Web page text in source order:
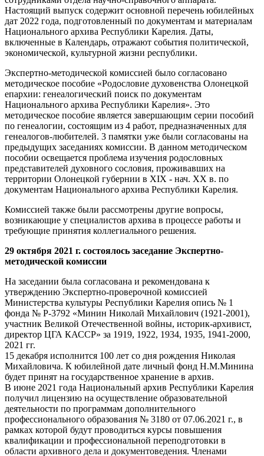
Настоящий выпуск содержит основной перечень юбилейных
дат 2022 года, подготовленный по документам и материалам
Национального архива Республики Карелия. Даты,
включенные в Календарь, отражают события политической,
экономической, культурной жизни республики.
Экспертно-методической комиссией было согласовано
методическое пособие «Родословие духовенства Олонецкой
епархии: генеалогический поиск по документам
Национального архива Республики Карелия». Это
методическое пособие является завершающим серии пособий
по генеалогии, состоящим из 4 работ, предназначенных для
генеалогов-любителей. 3 памятки уже были согласованы на
предыдущих заседаниях комиссии. В данном методическом
пособии освещается проблема изучения родословных
представителей духовного сословия, проживавших на
территории Олонецкой губернии в XIX - нач. XX в. по
документам Национального архива Республики Карелия.
Комиссией также были рассмотрены другие вопросы,
возникающие у специалистов архива в процессе работы и
требующие принятия коллегиального решения.
29 октября 2021 г. состоялось заседание Экспертно-
методической комиссии
На заседании была согласована и рекомендована к
утверждению Экспертно-проверочной комиссией
Министерства культуры Республики Карелия опись № 1
фонда № Р-3792 «Минин Николай Михайлович (1921-2001),
участник Великой Отечественной войны, историк-архивист,
директор ЦГА КАССР» за 1919, 1922, 1934, 1935, 1941-2000,
2021 гг.
15 декабря исполнится 100 лет со дня рождения Николая
Михайловича. К юбилейной дате личный фонд Н.М.Минина
будет принят на государственное хранение в архив.
В июне 2021 года Национальный архив Республики Карелия
получил лицензию на осуществление образовательной
деятельности по программам дополнительного
профессионального образования № 3180 от 07.06.2021 г., в
рамках которой будут проводиться курсы повышения
квалификации и профессиональной переподготовки в
области архивного дела и документоведения. Членами